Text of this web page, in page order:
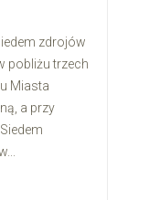
zdrojów
pobliżu trzech
Miasta
a przy